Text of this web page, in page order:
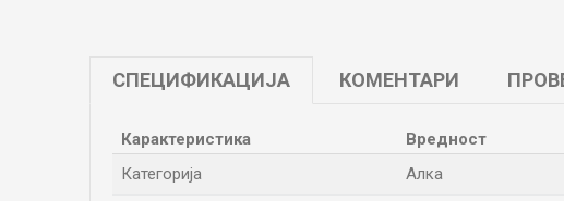
СПЕЦИФИКАЦИЈА КОМЕНТАРИ
Карактеристика
Вредност
Категорија
Алка